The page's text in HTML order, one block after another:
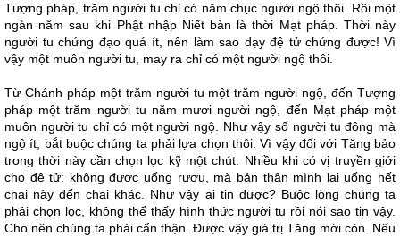
Tượng pháp, trăm người tu chỉ có năm chục người ngộ thôi. Rồi một
ngàn năm sau khi Phật nhập Niết bàn là thời Mạt pháp. Thời này
người tu chứng đạo quá ít, nên làm sao dạy đệ tử chứng được! Vì
vậy một muôn người tu, may ra chỉ có một người ngộ thôi.
Từ Chánh pháp một trăm người tu một trăm người ngộ, đến Tượng
pháp một trăm người tu năm mươi người ngộ, đến Mạt pháp một
muôn người tu chỉ có một người ngộ. Như vậy số người tu đông mà
ngộ ít, bắt buộc chúng ta phải lựa chọn thôi. Vì vậy đối với Tăng bảo
trong thời này cần chọn lọc kỹ một chút. Nhiều khi có vị truyền giới
cho đệ tử: không được uống rượu, mà bản thân mình lại uống hết
chai này đến chai khác. Như vậy ai tin được? Buộc lòng chúng ta
phải chọn lọc, không thể thấy hình thức người tu rồi nói sao tin vậy.
Cho nên chúng ta phải cẩn thận. Được vậy giá trị Tăng mới còn. Nếu